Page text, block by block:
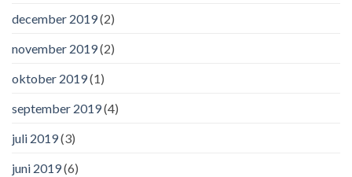
december 2019(2)
november 2019(2)
oktober 2019(1)
september 2019(4)
juli 2019(3)
juni 2019(6)